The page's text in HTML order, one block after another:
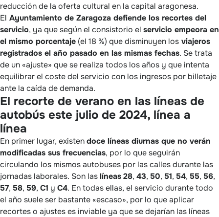
reducción de la oferta cultural en la capital aragonesa.
El Ayuntamiento de Zaragoza defiende los recortes del
servicio, ya que según el consistorio el servicio empeora en
el mismo porcentaje (el 18 %) que disminuyen los viajeros
registrados el año pasado en las mismas fechas. Se trata
de un «ajuste» que se realiza todos los años y que intenta
equilibrar el coste del servicio con los ingresos por billetaje
ante la caída de demanda.
El recorte de verano en las líneas de
autobús este julio de 2024, línea a
línea
En primer lugar, existendoce líneas diurnas que no verán
modificadas sus frecuencias, por lo que seguirán
circulando los mismos autobuses por las calles durante las
jornadas laborales. Son laslíneas28, 43, 50, 51, 54, 55, 56,
57, 58, 59, C1 y C4. En todas ellas, el servicio durante todo
el año suele ser bastante «escaso», por lo que aplicar
recortes o ajustes es inviable ya que se dejarían las líneas